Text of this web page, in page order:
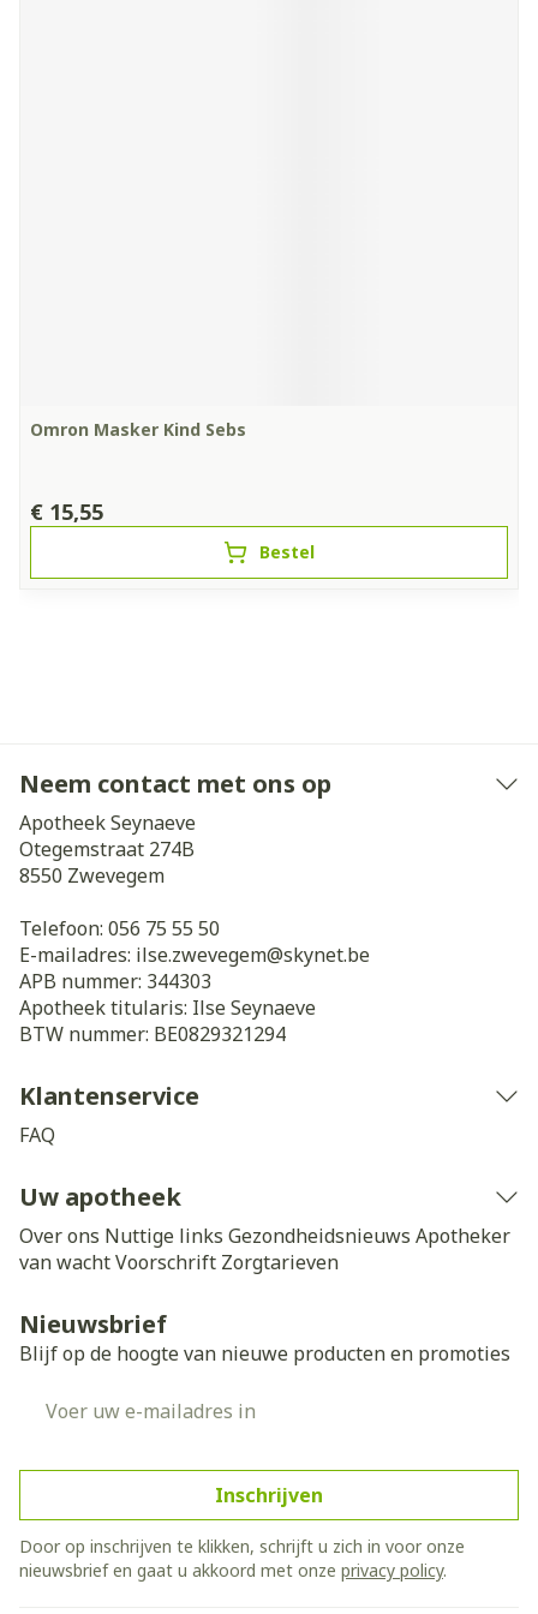
Omron Masker Kind Sebs
€ 15,55
Bestel
Neem contact met ons op
Apotheek Seynaeve
Otegemstraat 274B
8550 Zwevegem
Telefoon: 056 75 55 50
E-mailadres: ilse.zwevegem@skynet.be
APB nummer: 344303
Apotheek titularis: Ilse Seynaeve
BTW nummer: BE0829321294
Klantenservice
FAQ
Uw apotheek
Over ons Nuttige links Gezondheidsnieuws Apotheker
van wachtVoorschrift Zorgtarieven
Nieuwsbrief
Blijf op de hoogte van nieuwe producten en promoties
Inschrijven
Door op inschrijven te klikken, schrijft u zich in voor onze
nieuwsbrief en gaat u akkoord met onze privacy policy.